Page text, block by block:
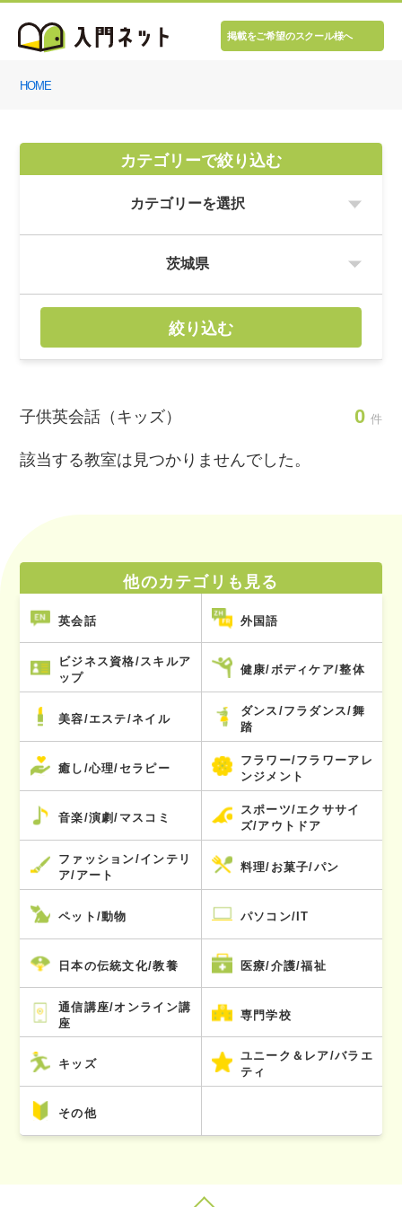
掲載をご希望のスクール様へ
HOME
カテゴリーで絞り込む
絞り込む
子供英会話（キッズ） 0 件
該当する教室は見つかりませんでした。
他のカテゴリも見る
英会話 外国語
ビジネス資格/スキルア
ップ
健康/ボディケア/整体
美容/エステ/ネイル
ダンス/フラダンス/舞
踏
癒し/心理/セラピー
フラワー/フラワーアレ
ンジメント
音楽/演劇/マスコミ
スポーツ/エクササイ
ズ/アウトドア
ファッション/インテリ
ア/アート
料理/お菓子/パン
ペット/動物 パソコン/IT
日本の伝統文化/教養 医療/介護/福祉
通信講座/オンライン講
座
専門学校
キッズ
ユニーク＆レア/バラエ
ティ
その他